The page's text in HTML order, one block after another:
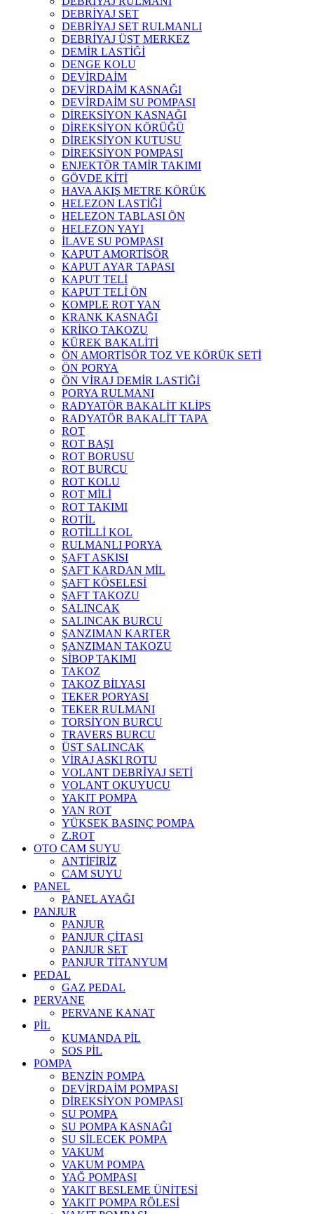
DEBRİYAJ SET
DEBRİYAJ SET RULMANLI
DEBRİYAJ ÜST MERKEZ
DEMİR LASTİĞİ
DENGE KOLU
DEVİRDAİM
DEVİRDAİM KASNAĞI
DEVİRDAİM SU POMPASI
DİREKSİYON KASNAĞI
DİREKSİYON KÖRÜĞÜ
DİREKSİYON KUTUSU
DİREKSİYON POMPASI
ENJEKTÖR TAMİR TAKIMI
GÖVDE KİTİ
HAVA AKIŞ METRE KÖRÜK
HELEZON LASTİĞİ
HELEZON TABLASI ÖN
HELEZON YAYI
İLAVE SU POMPASI
KAPUT AMORTİSÖR
KAPUT AYAR TAPASI
KAPUT TELİ
KAPUT TELİ ÖN
KOMPLE ROT YAN
KRANK KASNAĞI
KRİKO TAKOZU
KÜREK BAKALİTİ
ÖN AMORTİSÖR TOZ VE KÖRÜK SETİ
ÖN PORYA
ÖN VİRAJ DEMİR LASTİĞİ
PORYA RULMANI
RADYATÖR BAKALİT KLİPS
RADYATÖR BAKALİT TAPA
ROT
ROT BAŞI
ROT BORUSU
ROT BURCU
ROT KOLU
ROT MİLİ
ROT TAKIMI
ROTİL
ROTİLLİ KOL
RULMANLI PORYA
ŞAFT ASKISI
ŞAFT KARDAN MİL
ŞAFT KÖSELESİ
ŞAFT TAKOZU
SALINCAK
SALINCAK BURCU
ŞANZIMAN KARTER
ŞANZIMAN TAKOZU
SİBOP TAKIMI
TAKOZ
TAKOZ BİLYASI
TEKER PORYASI
TEKER RULMANI
TORSİYON BURCU
TRAVERS BURCU
ÜST SALINCAK
VİRAJ ASKI ROTU
VOLANT DEBRİYAJ SETİ
VOLANT OKUYUCU
YAKIT POMPA
YAN ROT
YÜKSEK BASINÇ POMPA
Z.ROT
OTO CAM SUYU
ANTİFİRİZ
CAM SUYU
PANEL
PANEL AYAĞI
PANJUR
PANJUR
PANJUR ÇİTASI
PANJUR SET
PANJUR TİTANYUM
PEDAL
GAZ PEDAL
PERVANE
PERVANE KANAT
PİL
KUMANDA PİL
SOS PİL
POMPA
BENZİN POMPA
DEVİRDAİM POMPASI
DİREKSİYON POMPASI
SU POMPA
SU POMPA KASNAĞI
SU SİLECEK POMPA
VAKUM
VAKUM POMPA
YAĞ POMPASI
YAKIT BESLEME ÜNİTESİ
YAKIT POMPA RÖLESİ